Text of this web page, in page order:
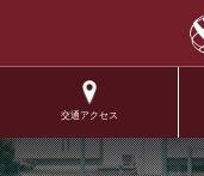
交通アクセス
.